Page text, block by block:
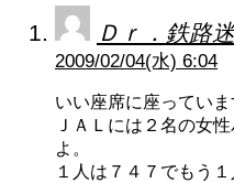
Ｄｒ．鉄路迷
2009/02/04(水) 6:04
いい座席に座っていま
ＪＡＬには２名の女
よ。
１人は７４７でもう